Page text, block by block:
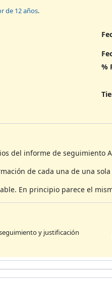
de 12 años.
%
del informe de seguimiento
de cada una de una
En principio parece el
y justificación